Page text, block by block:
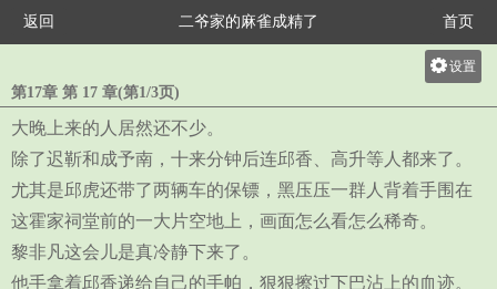
返回 二爷家的麻雀成精了 首页
设置
中
小
第17章 第 17 章(第1/3页)
大晚上来的人居然还不少。
除了迟靳和成予南，十来分钟后连邱香、高升等人都来了。
尤其是邱虎还带了两辆车的保镖，黑压压一群人背着手围在
这霍家祠堂前的一大片空地上，画面怎么看怎么稀奇。
黎非凡这会儿是真冷静下来了。
他手拿着邱香递给自己的手帕，狠狠擦过下巴沾上的血迹。